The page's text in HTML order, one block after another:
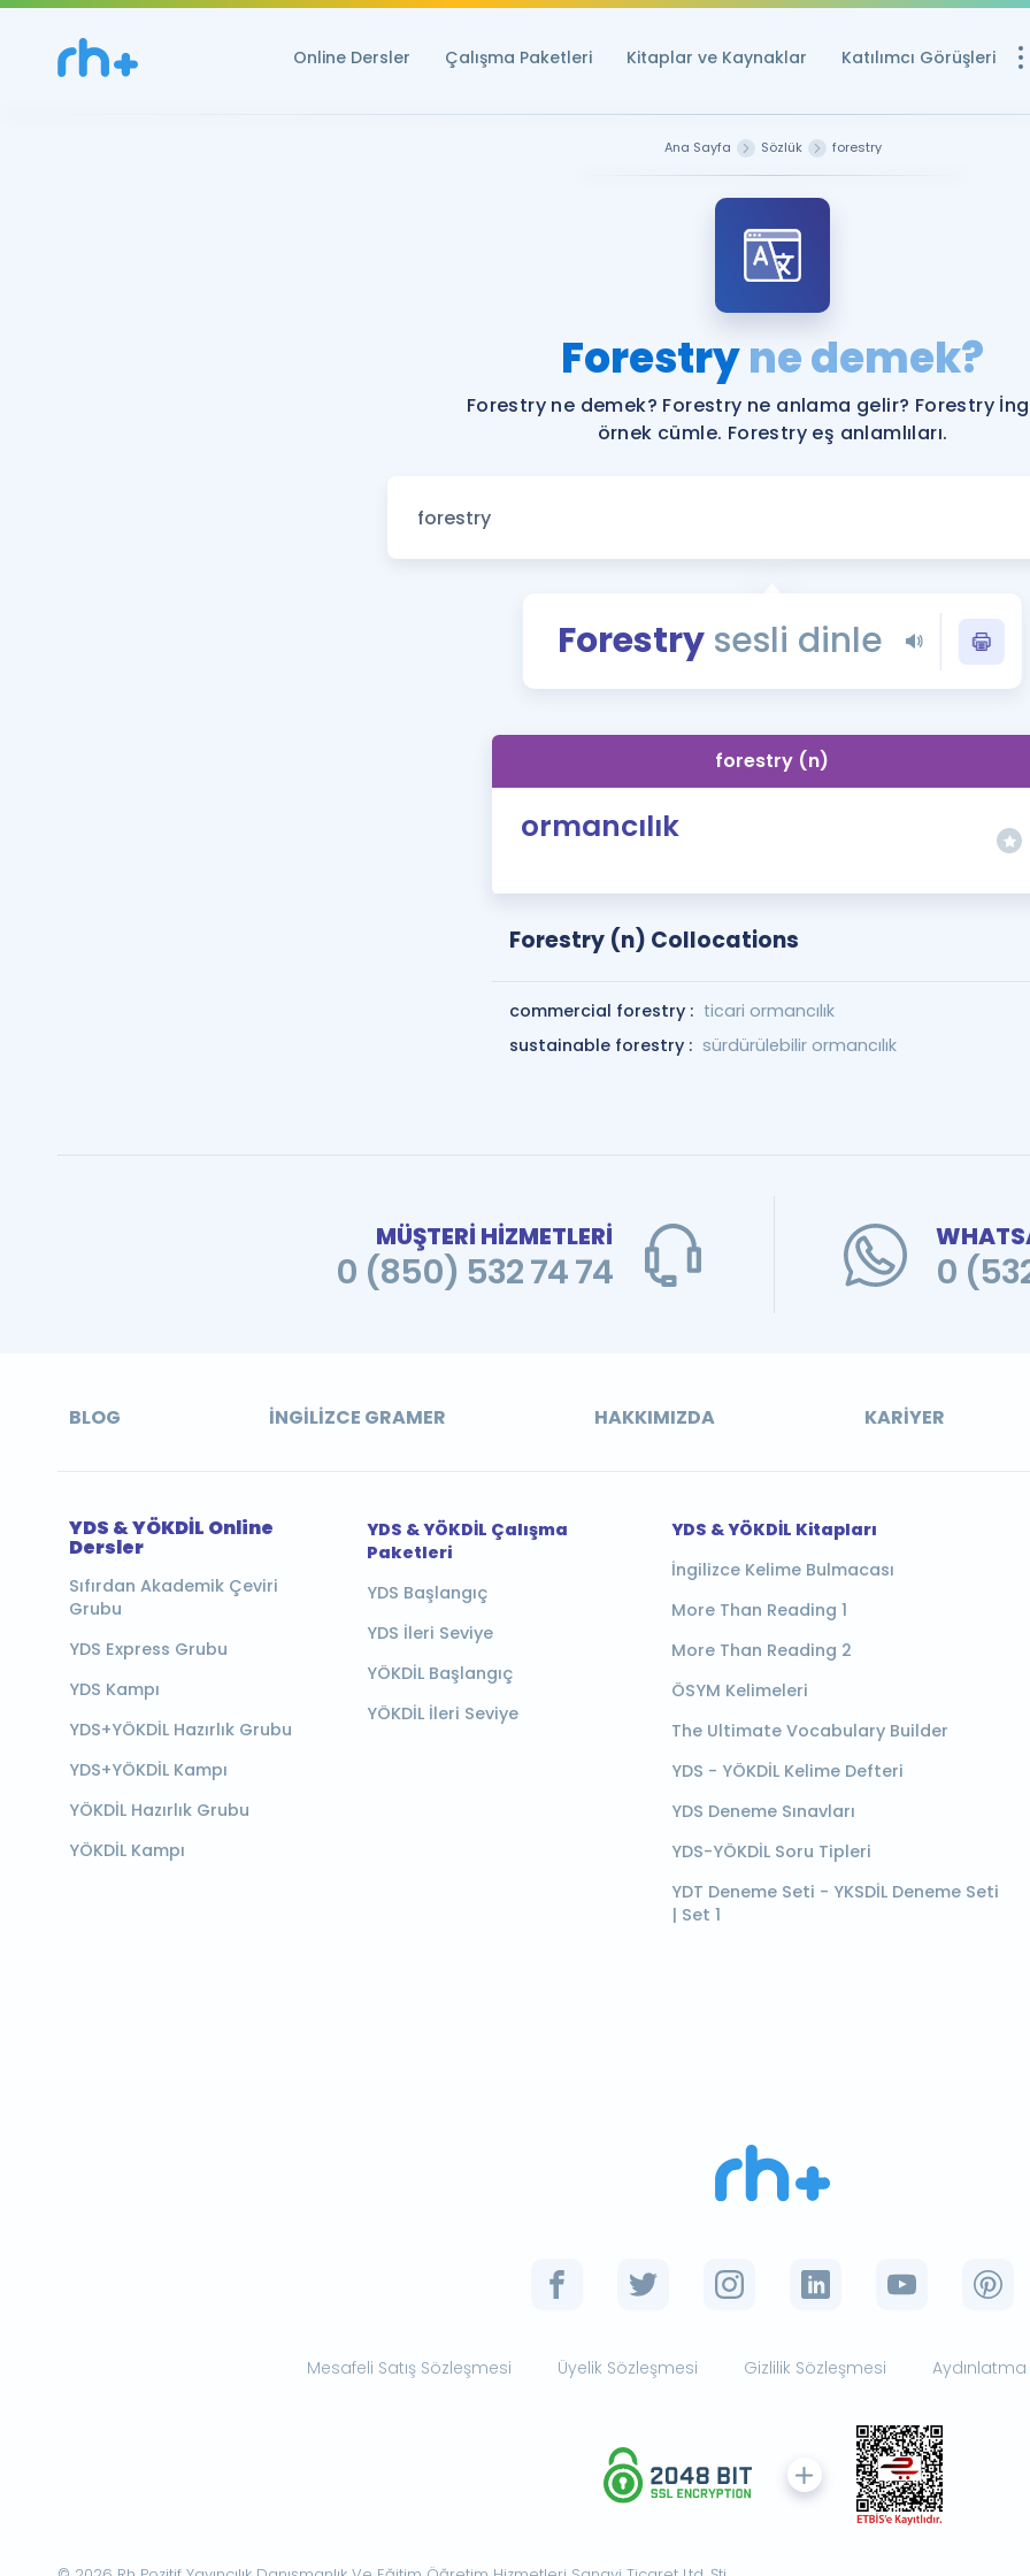
Online Dersler Çalışma Paketleri Kitaplar ve Kaynaklar Katılımcı Görüşleri
YDS ve YÖKDİL
Rehberlik Aracı
YDS ve YÖKDİL'e
Tüm ÖSYM
YDS - YÖKDİL
İngilizce Gramer
Ana Sayfa Sözlük forestry
Forestryne demek?
Forestry ne demek? Forestry ne anlama gelir? Forestry
örnek cümle. Forestry eş anlamlıları.
Forestrysesli dinle
forestry (n)
ormancılık
Forestry (n) Collocations
commercial forestry : ticari ormancılık
sustainable forestry : sürdürülebilir ormancılık
MÜŞTERİ HİZMETLERİ
0 (850) 532 74 74 0
BLOG İNGILIZCE GRAMER HAKKIMIZDA KARIYER
YDS & YÖKDİL Online
Dersler
Sıfırdan Akademik Çeviri
Grubu
YDS Express Grubu
YDS Kampı
YDS+YÖKDİL Hazırlık Grubu
YDS+YÖKDİL Kampı
YÖKDİL Hazırlık Grubu
YÖKDİL Kampı
YDS & YÖKDİL Çalışma
Paketleri
YDS Başlangıç
YDS İleri Seviye
YÖKDİL Başlangıç
YÖKDİL İleri Seviye
YDS & YÖKDİL Kitapları
İngilizce Kelime Bulmacası
More Than Reading 1
More Than Reading 2
ÖSYM Kelimeleri
The Ultimate Vocabulary Builder
YDS - YÖKDİL Kelime Defteri
YDS Deneme Sınavları
YDS-YÖKDİL Soru Tipleri
YDT Deneme Seti - YKSDİL Deneme Seti
| Set 1
Mesafeli Satış Sözleşmesi Üyelik Sözleşmesi Gizlilik Sözleşmesi